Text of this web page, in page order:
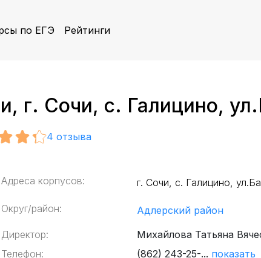
по ЕГЭ Рейтинги
Сочи, с. Галицино,
4 отзыва
Адреса корпусов: г. Сочи, с. Галицино,
Округ/район:
Адлерский район
Директор:
Михайлова Татьяна
Телефон:
(862) 243-25-... показать